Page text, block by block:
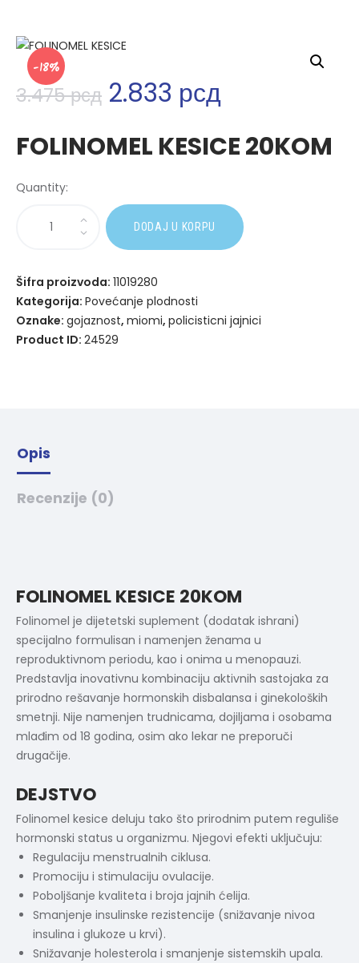
-18%
3.475рсд 2.833 рсд
FOLINOMEL KESICE 20KOM
Quantity:
DODAJ U KORPU
a
Šifra proizvoda: 11019280
Kategorija: Povećanje plodnosti
Oznake: gojaznost, miomi, policisticni jajnici
Product ID: 24529
Opis
Recenzije (0)
FOLINOMEL KESICE 20KOM
Folinomel je dijetetski suplement (dodatak ishrani)
specijalno formulisan i namenjen ženama u
reproduktivnom periodu, kao i onima u menopauzi.
Predstavlja inovativnu kombinaciju aktivnih sastojaka za
prirodno rešavanje hormonskih disbalansa i ginekoloških
smetnji. Nije namenjen trudnicama, dojiljama i osobama
mlađim od 18 godina, osim ako lekar ne preporuči
drugačije.
DEJSTVO
Folinomel kesice deluju tako što prirodnim putem reguliše
hormonski status u organizmu. Njegovi efekti uključuju:
Regulaciju menstrualnih ciklusa.
Promociju i stimulaciju ovulacije.
Poboljšanje kvaliteta i broja jajnih ćelija.
Smanjenje insulinske rezistencije (snižavanje nivoa
insulina i glukoze u krvi).
Snižavanje holesterola i smanjenje sistemskih upala.